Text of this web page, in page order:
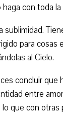
con toda
sublimidad.
para cosas
al Cielo.
concluir que
entre
que con otras